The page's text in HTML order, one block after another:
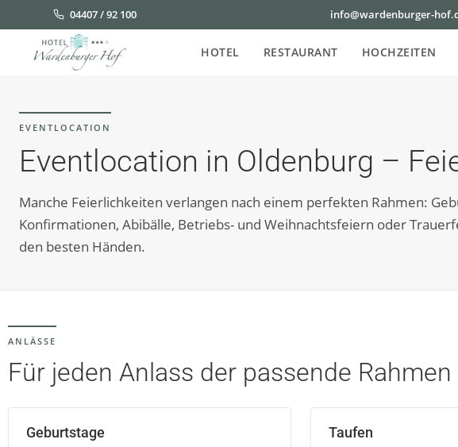
04407 / 92 100 info@wardenburger-
HOTEL RESTAURANT HOCHZEITEN
EVENTLOCATION
Eventlocation in Oldenburg –
Manche Feierlichkeiten verlangen nach einem perfekten Rahmen:
Konfirmationen, Abibälle, Betriebs- und Weihnachtsfeiern oder
den besten Händen.
ANLÄSSE
Für jeden Anlass der passende Rahmen
Geburtstage Taufen